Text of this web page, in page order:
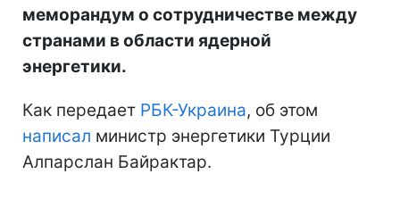
меморандум о сотрудничестве между
странами в области ядерной
энергетики.
Как передает РБК-Украина, об этом
написал министр энергетики Турции
Алпарслан Байрактар.